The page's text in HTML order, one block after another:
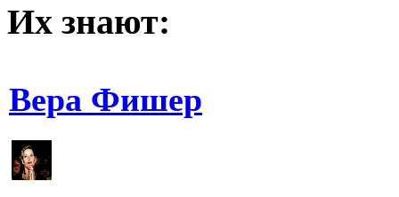
Их знают:
Вера Фишер